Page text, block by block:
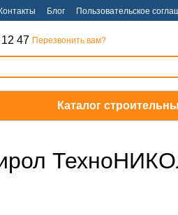
Контакты Блог Пользовательское
47 Перезвонить вам?
Каталог